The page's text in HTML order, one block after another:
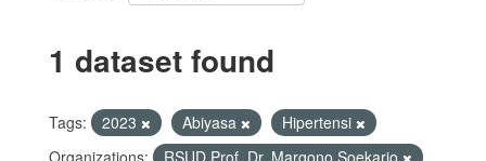
1 dataset found
Tags: 2023 Abiyasa
Hipertensi
Organizations:
RSUD Prof. Dr. Margono Soekarjo